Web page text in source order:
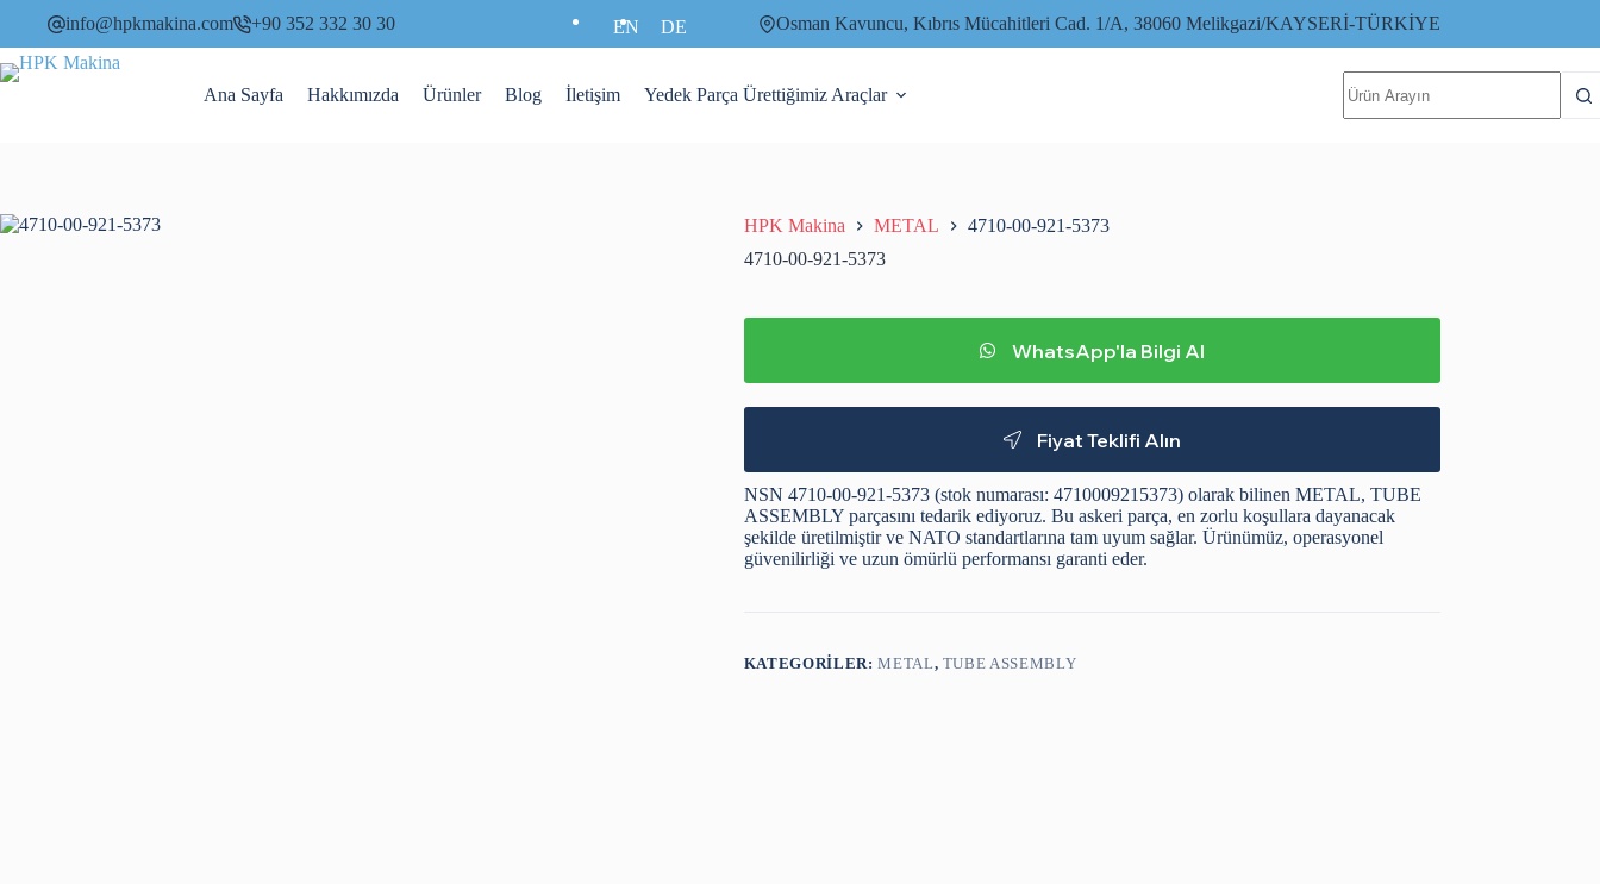
content
info@hpkmakina.com +90 352 332 30 30 EN DE Osman Kavuncu, Kıbrıs Mücahitleri Cad. 1/A, 38060 Melikgazi/KAYSERİ-TÜRKİYE
Ana Sayfa Hakkımızda Ürünler Blog İletişim Yedek Parça Ürettiğimiz Araçlar
results
HPK Makina METAL
4710-00-921-5373
4710-00-921-5373
WhatsApp'la Bilgi Al
Fiyat Teklifi Alın
NSN 4710-00-921-5373 (stok numarası: 4710009215373) olarak bilinen METAL, TUBE
ASSEMBLY parçasını tedarik ediyoruz. Bu askeri parça, en zorlu koşullara dayanacak
şekilde üretilmiştir ve NATO standartlarına tam uyum sağlar. Ürünümüz, operasyonel
güvenilirliği ve uzun ömürlü performansı garanti eder.
KATEGORILER:METAL, TUBE ASSEMBLY